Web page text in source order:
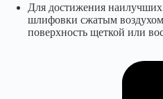
Для достижения наилучших
шлифовки сжатым
поверхность щеткой или